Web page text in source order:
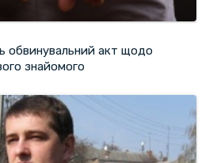
обвинувальний акт щодо
знайомого